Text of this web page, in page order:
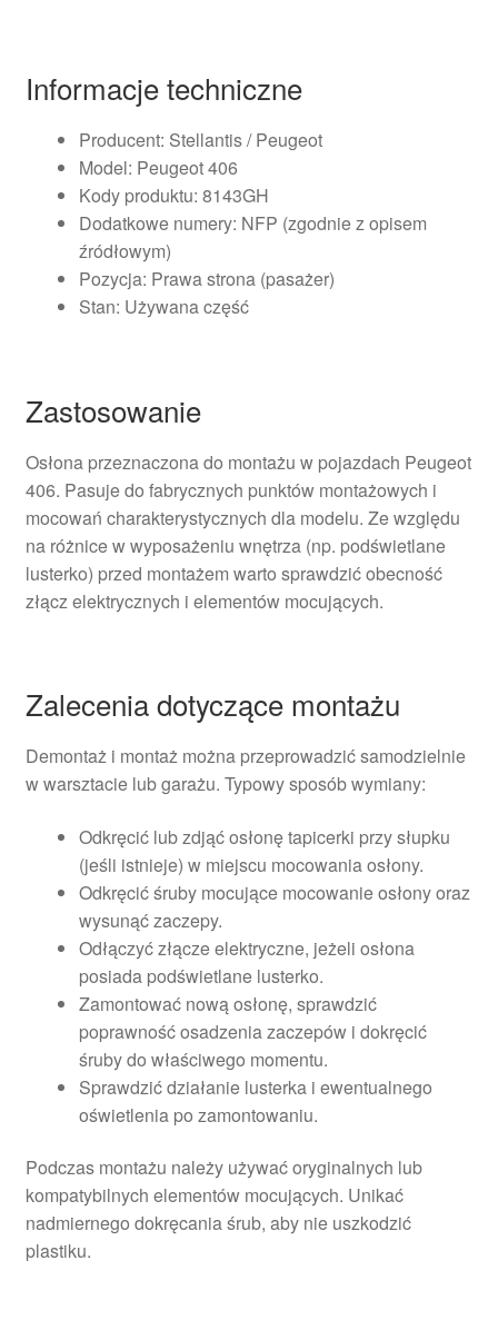
Informacje techniczne
Producent: Stellantis / Peugeot
Model: Peugeot 406
Kody produktu: 8143GH
Dodatkowe numery: NFP (zgodnie z opisem
źródłowym)
Pozycja: Prawa strona (pasażer)
Stan: Używana część
Zastosowanie
Osłona przeznaczona do montażu w pojazdach Peugeot
406. Pasuje do fabrycznych punktów montażowych i
mocowań charakterystycznych dla modelu. Ze względu
na różnice w wyposażeniu wnętrza (np. podświetlane
lusterko) przed montażem warto sprawdzić obecność
złącz elektrycznych i elementów mocujących.
Zalecenia dotyczące montażu
Demontaż i montaż można przeprowadzić samodzielnie
w warsztacie lub garażu. Typowy sposób wymiany:
Odkręcić lub zdjąć osłonę tapicerki przy słupku
(jeśli istnieje) w miejscu mocowania osłony.
Odkręcić śruby mocujące mocowanie osłony oraz
wysunąć zaczepy.
Odłączyć złącze elektryczne, jeżeli osłona
posiada podświetlane lusterko.
Zamontować nową osłonę, sprawdzić
poprawność osadzenia zaczepów i dokręcić
śruby do właściwego momentu.
Sprawdzić działanie lusterka i ewentualnego
oświetlenia po zamontowaniu.
Podczas montażu należy używać oryginalnych lub
kompatybilnych elementów mocujących. Unikać
nadmiernego dokręcania śrub, aby nie uszkodzić
plastiku.